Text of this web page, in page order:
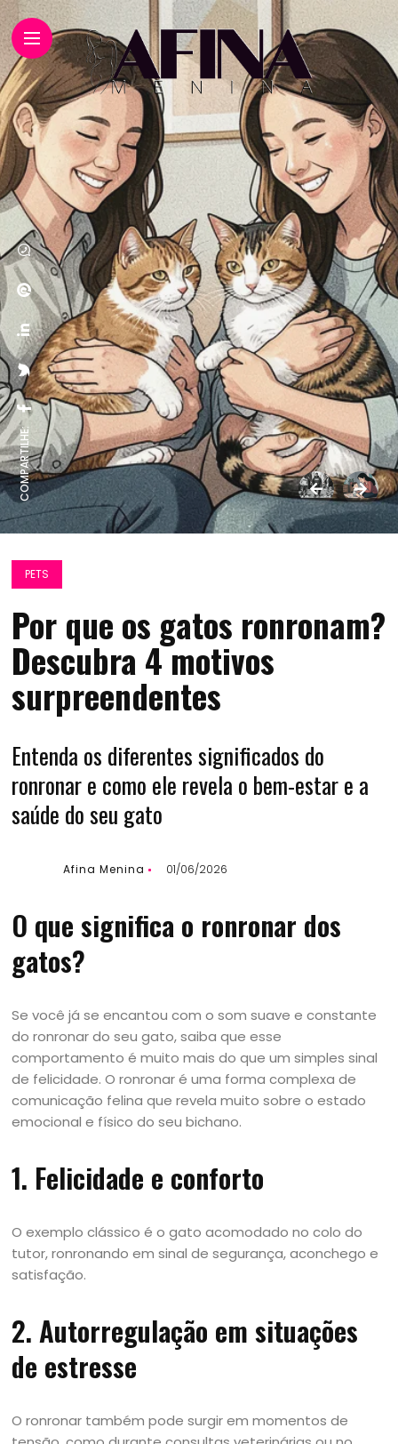
COMPARTILHE:
PETS
Por que os gatos ronronam?
Descubra 4 motivos
surpreendentes
Entenda os diferentes significados do
ronronar e como ele revela o bem-estar e a
saúde do seu gato
Afina Menina 01/06/2026
O que significa o ronronar dos
gatos?
Se você já se encantou com o som suave e constante
do ronronar do seu gato, saiba que esse
comportamento é muito mais do que um simples sinal
de felicidade. O ronronar é uma forma complexa de
comunicação felina que revela muito sobre o estado
emocional e físico do seu bichano.
1. Felicidade e conforto
O exemplo clássico é o gato acomodado no colo do
tutor, ronronando em sinal de segurança, aconchego e
satisfação.
2. Autorregulação em situações
de estresse
O ronronar também pode surgir em momentos de